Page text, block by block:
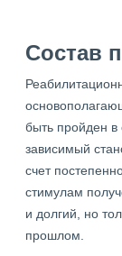
Состав
быть пройден в
зависимый
счет
стимулам
и долгий, но
прошлом.